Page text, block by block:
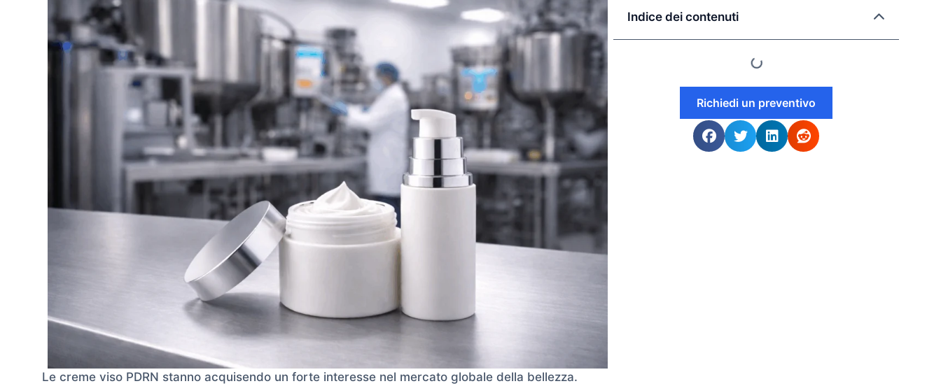
Le creme viso PDRN stanno acquisendo un forte interesse nel mercato globale della bellezza.
Indice dei contenuti
Richiedi un preventivo